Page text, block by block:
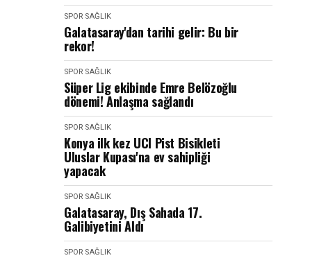
SPOR SAĞLIK
Galatasaray'dan tarihi gelir: Bu bir
rekor!
SPOR SAĞLIK
Süper Lig ekibinde Emre Belözoğlu
dönemi! Anlaşma sağlandı
SPOR SAĞLIK
Konya ilk kez UCI Pist Bisikleti
Uluslar Kupası'na ev sahipliği
yapacak
SPOR SAĞLIK
Galatasaray, Dış Sahada 17.
Galibiyetini Aldı
SPOR SAĞLIK